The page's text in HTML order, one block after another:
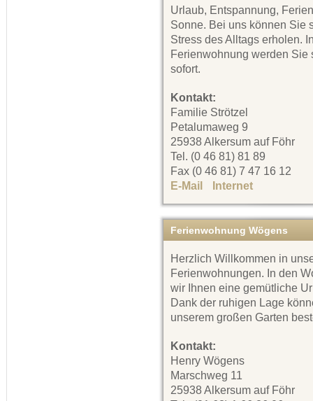
Urlaub, Entspannung,
Sonne. Bei uns können Sie
Stress des Alltags erholen.
Ferienwohnung werden
sofort.
Kontakt:
Familie Strötzel
Petalumaweg 9
25938 Alkersum auf Föhr
Tel. (0 46 81) 81 89
Fax (0 46 81) 7 47 16 12
E-Mail
Internet
Ferienwohnung Wögens
Herzlich Willkommen in
Ferienwohnungen. In den
wir Ihnen eine gemütliche
Dank der ruhigen Lage
unserem großen Garten
Kontakt:
Henry Wögens
Marschweg 11
25938 Alkersum auf Föhr